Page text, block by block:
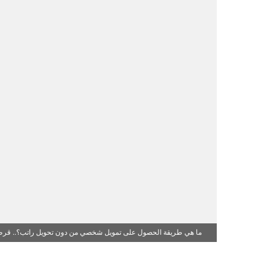
ما هي طريقة الحصول على تمويل شخصي من دون تحويل راتب؟..